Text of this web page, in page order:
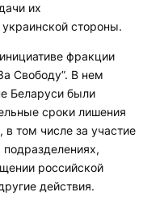
их
стороны.
фракции
Свободу”. В нем
Беларуси были
сроки лишения
том числе за участие
российской
действия.